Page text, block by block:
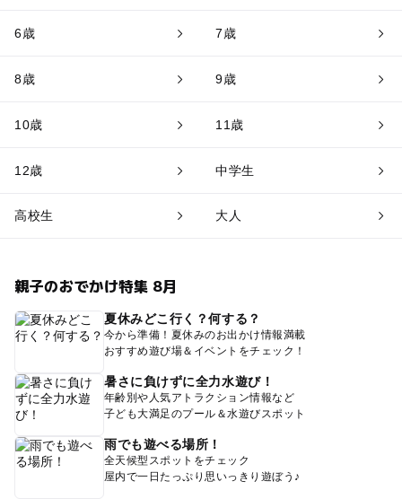
6歳 7歳
8歳 9歳
10歳 11歳
12歳 中学生
高校生 大人
親子のおでかけ特集 8月
夏休みどこ行く？何する？
今から準備！夏休みのお出かけ情報満載
おすすめ遊び場＆イベントをチェック！
暑さに負けずに全力水遊び！
年齢別や人気アトラクション情報など
子ども大満足のプール＆水遊びスポット
雨でも遊べる場所！
全天候型スポットをチェック
屋内で一日たっぷり思いっきり遊ぼう♪